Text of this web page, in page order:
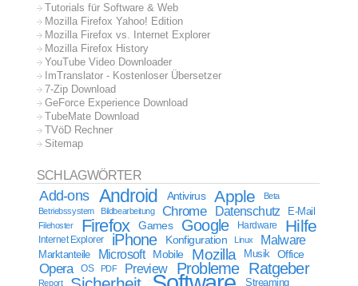
Tutorials für Software & Web
Mozilla Firefox Yahoo! Edition
Mozilla Firefox vs. Internet Explorer
Mozilla Firefox History
YouTube Video Downloader
ImTranslator - Kostenloser Übersetzer
7-Zip Download
GeForce Experience Download
TubeMate Download
TVöD Rechner
Sitemap
SCHLAGWÖRTER
Add-ons Android Antivirus Apple
Beta
Betriebssystem
Bildbearbeitung Chrome Datenschutz E-Mail
Filehoster Firefox Games Google Hardware Hilfe
Internet Explorer iPhone Konfiguration Linux Malware
Marktanteile Microsoft Mobile Mozilla Musik Office
Opera OS PDF Preview Probleme Ratgeber
Report Streaming